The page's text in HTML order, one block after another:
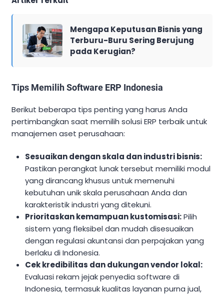
Mengapa Keputusan Bisnis yang
Terburu-Buru Sering Berujung
pada Kerugian?
Tips Memilih Software ERP Indonesia
Berikut beberapa tips penting yang harus Anda
pertimbangkan saat memilih solusi ERP terbaik untuk
manajemen aset perusahaan:
Sesuaikan dengan skala dan industri bisnis:
Pastikan perangkat lunak tersebut memiliki modul
yang dirancang khusus untuk memenuhi
kebutuhan unik skala perusahaan Anda dan
karakteristik industri yang ditekuni.
Prioritaskan kemampuan kustomisasi:Pilih
sistem yang fleksibel dan mudah disesuaikan
dengan regulasi akuntansi dan perpajakan yang
berlaku di Indonesia.
Cek kredibilitas dan dukungan vendor lokal:
Evaluasi rekam jejak penyedia software di
Indonesia, termasuk kualitas layanan purna jual,